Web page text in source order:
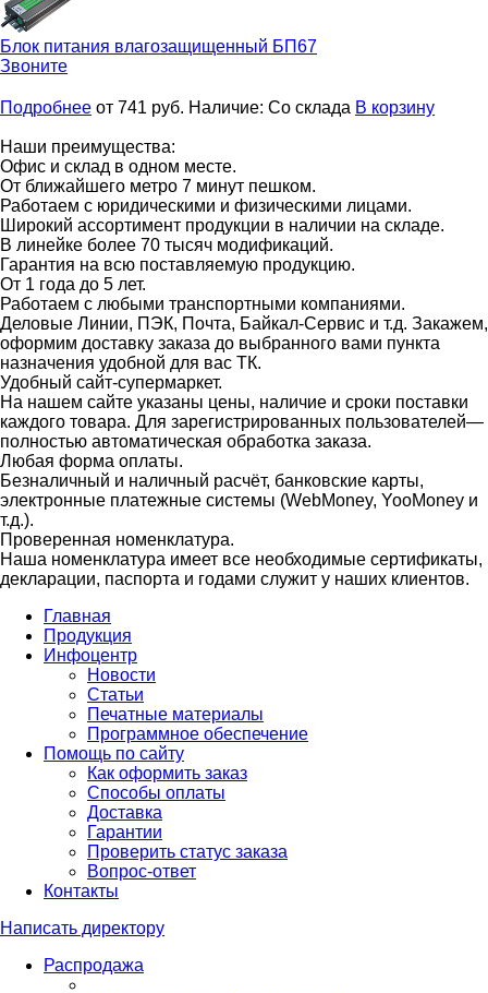
Блок питания влагозащищенный БП67
Звоните
Подробнее от 741 руб. Наличие: Со склада В корзину
Наши преимущества:
Офис и склад в одном месте.
От ближайшего метро 7 минут пешком.
Работаем с юридическими и физическими лицами.
Широкий ассортимент продукции в наличии на складе.
В линейке более 70 тысяч модификаций.
Гарантия на всю поставляемую продукцию.
От 1 года до 5 лет.
Работаем с любыми транспортными компаниями.
Деловые Линии, ПЭК, Почта, Байкал-Сервис и т.д. Закажем,
оформим доставку заказа до выбранного вами пункта
назначения удобной для вас ТК.
Удобный сайт-супермаркет.
На нашем сайте указаны цены, наличие и сроки поставки
каждого товара. Для зарегистрированных пользователей—
полностью автоматическая обработка заказа.
Любая форма оплаты.
Безналичный и наличный расчёт, банковские карты,
электронные платежные системы (WebMoney, YooMoney и
т.д.).
Проверенная номенклатура.
Наша номенклатура имеет все необходимые сертификаты,
декларации, паспорта и годами служит у наших клиентов.
Главная
Продукция
Инфоцентр
Новости
Статьи
Печатные материалы
Программное обеспечение
Помощь по сайту
Как оформить заказ
Способы оплаты
Доставка
Гарантии
Проверить статус заказа
Вопрос-ответ
Контакты
Написать директору
Распродажа